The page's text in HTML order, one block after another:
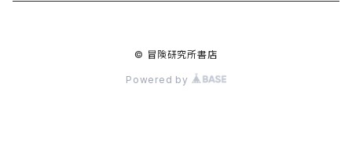
© 冒険研究所書店
Powered by